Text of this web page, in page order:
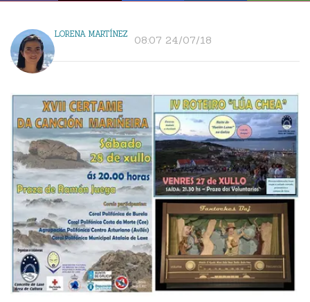
LORENA MARTÍNEZ 08:07 24/07/18